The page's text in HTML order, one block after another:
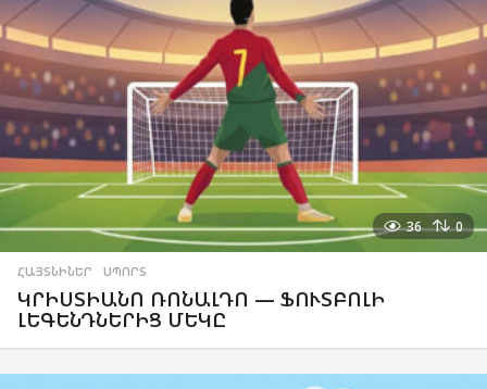
36 0
ՀԱՅՏՆԻՆԵՐ ,ՍՊՈՐՏ
ԿՐԻՍՏԻԱՆՈ ՌՈՆԱԼԴՈ — ՖՈՒՏԲՈԼԻ
ԼԵԳԵՆԴՆԵՐԻՑ ՄԵԿԸ